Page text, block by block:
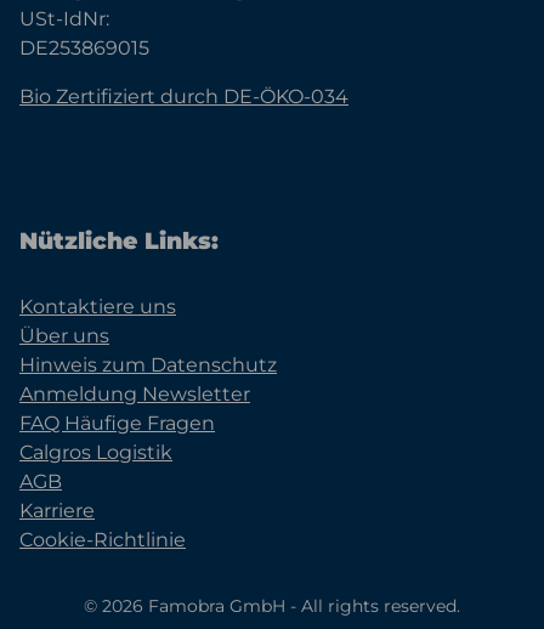
USt-IdNr:
DE253869015
Bio Zertifiziert durch DE-ÖKO-034
Nützliche Links:
Kontaktiere uns
Über uns
Hinweis zum Datenschutz
Anmeldung Newsletter
FAQ Häufige Fragen
Calgros Logistik
AGB
Karriere
Cookie-Richtlinie
© 2026 Famobra GmbH - All rights reserved.